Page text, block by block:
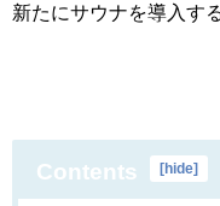
新たにサウナを導入す
Contents hide